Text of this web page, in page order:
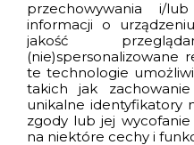
przechowywania i/
informacji o
jakość
(nie)spersonalizowane
te technologie
takich jak
unikalne identyfikatory
zgody lub jej
na niektóre cechy i